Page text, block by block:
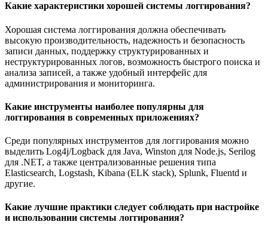
Какие характеристики хорошей системы логгирования?
Хорошая система логгирования должна обеспечивать
высокую производительность, надежность и безопасность
записи данных, поддержку структурированных и
неструктурированных логов, возможность быстрого поиска и
анализа записей, а также удобный интерфейс для
администрирования и мониторинга.
Какие инструменты наиболее популярны для
логгирования в современных приложениях?
Среди популярных инструментов для логгирования можно
выделить Log4j/Logback для Java, Winston для Node.js, Serilog
для .NET, а также централизованные решения типа
Elasticsearch, Logstash, Kibana (ELK stack), Splunk, Fluentd и
другие.
Какие лучшие практики следует соблюдать при настройке
и использовании системы логгирования?